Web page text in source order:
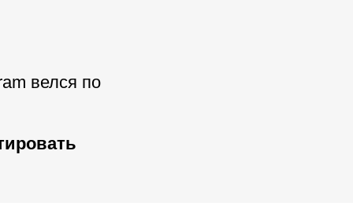
велся по